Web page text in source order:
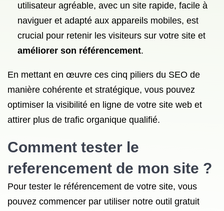
utilisateur agréable, avec un site rapide, facile à
naviguer et adapté aux appareils mobiles, est
crucial pour retenir les visiteurs sur votre site et
améliorer son référencement.
En mettant en œuvre ces cinq piliers du SEO de
manière cohérente et stratégique, vous pouvez
optimiser la visibilité en ligne de votre site web et
attirer plus de trafic organique qualifié.
Comment tester le
referencement de mon site ?
Pour tester le référencement de votre site, vous
pouvez commencer par utiliser notre outil gratuit